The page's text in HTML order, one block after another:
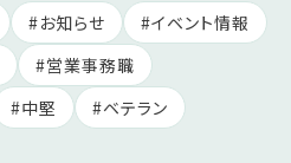
お知らせ
イベント情報
営業事務職
中堅
ベテラン